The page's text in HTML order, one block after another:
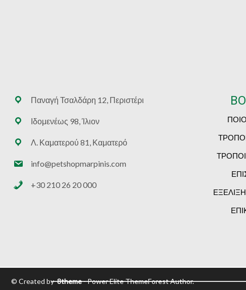
Παναγή Τσαλδάρη 12, Περιστέρι
Ιδομενέως 98, Ίλιον
Λ. Καματερού 81, Καματερό
info@petshopmarpinis.com
+30 210 26 20 000
© Created by8theme- Power Elite ThemeForest Author.